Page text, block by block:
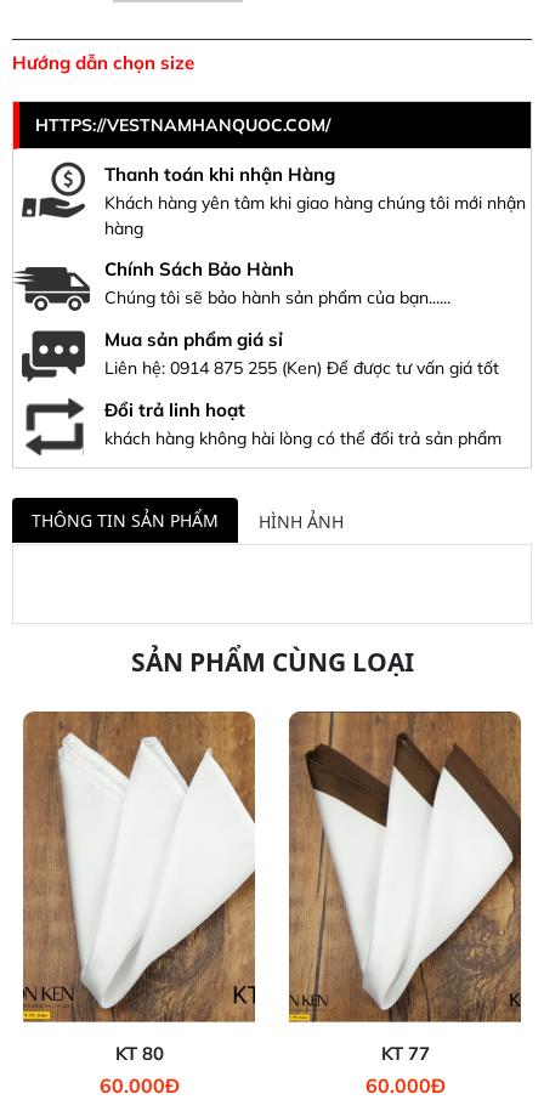
Hướng dẫn chọn size
HTTPS://VESTNAMHANQUOC.COM/
Thanh toán khi nhận Hàng
Khách hàng yên tâm khi giao hàng chúng tôi mới nhận
hàng
Chính Sách Bảo Hành
Chúng tôi sẽ bảo hành sản phẩm của bạn......
Mua sản phẩm giá sỉ
Liên hệ: 0914 875 255 (Ken) Để được tư vấn giá tốt
Đổi trả linh hoạt
khách hàng không hài lòng có thể đổi trả sản phẩm
THÔNG TIN SẢN PHẨM HÌNH ẢNH
SẢN PHẨM CÙNG LOẠI
KT 80
60.000Đ
KT 77
60.000Đ